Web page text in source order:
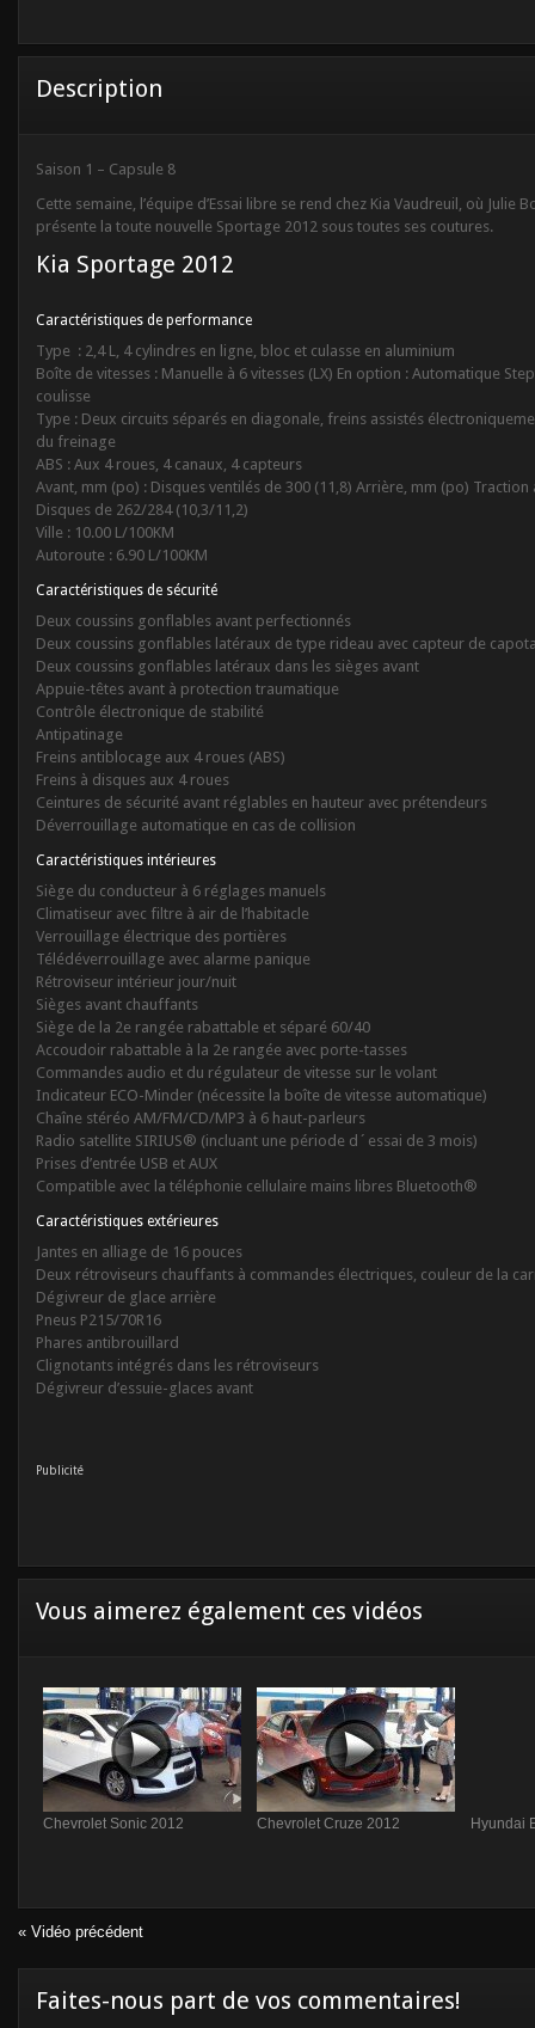
Description
Saison 1 – Capsule 8
Cette semaine, l’équipe d’Essai libre se rend chez Kia Vaudreuil, où Julie
présente la toute nouvelle Sportage 2012 sous toutes ses coutures.
Kia Sportage 2012
Caractéristiques de performance
Type : 2,4 L, 4 cylindres en ligne, bloc et culasse en aluminium
Boîte de vitesses : Manuelle à 6 vitesses (LX) En option : Automatique
coulisse
Type : Deux circuits séparés en diagonale, freins assistés
du freinage
ABS : Aux 4 roues, 4 canaux, 4 capteurs
Avant, mm (po) : Disques ventilés de 300 (11,8) Arrière, mm (po)
Disques de 262/284 (10,3/11,2)
Ville : 10.00 L/100KM
Autoroute : 6.90 L/100KM
Caractéristiques de sécurité
Deux coussins gonflables avant perfectionnés
Deux coussins gonflables latéraux de type rideau avec capteur de
Deux coussins gonflables latéraux dans les sièges avant
Appuie-têtes avant à protection traumatique
Contrôle électronique de stabilité
Antipatinage
Freins antiblocage aux 4 roues (ABS)
Freins à disques aux 4 roues
Ceintures de sécurité avant réglables en hauteur avec prétendeurs
Déverrouillage automatique en cas de collision
Caractéristiques intérieures
Siège du conducteur à 6 réglages manuels
Climatiseur avec filtre à air de l’habitacle
Verrouillage électrique des portières
Télédéverrouillage avec alarme panique
Rétroviseur intérieur jour/nuit
Sièges avant chauffants
Siège de la 2e rangée rabattable et séparé 60/40
Accoudoir rabattable à la 2e rangée avec porte-tasses
Commandes audio et du régulateur de vitesse sur le volant
Indicateur ECO-Minder (nécessite la boîte de vitesse automatique)
Chaîne stéréo AM/FM/CD/MP3 à 6 haut-parleurs
Radio satellite SIRIUS® (incluant une période d´essai de 3 mois)
Prises d’entrée USB et AUX
Compatible avec la téléphonie cellulaire mains libres Bluetooth®
Caractéristiques extérieures
Jantes en alliage de 16 pouces
Deux rétroviseurs chauffants à commandes électriques, couleur de la
Dégivreur de glace arrière
Pneus P215/70R16
Phares antibrouillard
Clignotants intégrés dans les rétroviseurs
Dégivreur d’essuie-glaces avant
Publicité
Vous aimerez également ces vidéos
Chevrolet Sonic 2012 Chevrolet Cruze 2012 Hyundai
« Vidéo précédent
Faites-nous part de vos commentaires!